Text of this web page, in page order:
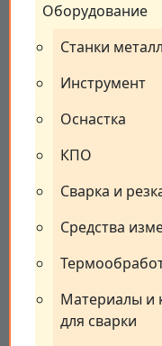
Оборудование
Станки
Инструмент
Оснастка
КПО
Сварка и
Средства
Материалы и
для сварки